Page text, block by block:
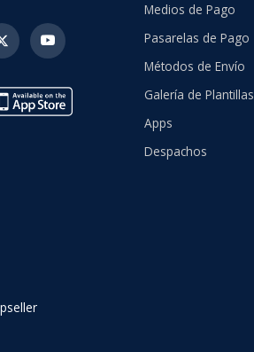
Medios de Pago
Pasarelas de Pago
Métodos de Envío
Galería de Plantillas
Apps
Despachos